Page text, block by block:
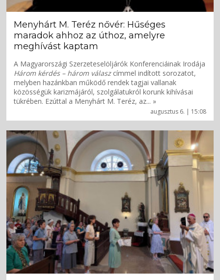
augusztus 6. | 15:08
Menyhárt M. Teréz nővér: Hűséges
maradok ahhoz az úthoz, amelyre
meghívást kaptam
A Magyarországi Szerzeteselöljárók Konferenciáinak Irodája
Három kérdés – három válaszcímmel indított sorozatot,
melyben hazánkban működő rendek tagjai vallanak
közösségük karizmájáról, szolgálatukról korunk kihívásai
tükrében. Ezúttal a Menyhárt M. Teréz, az... »